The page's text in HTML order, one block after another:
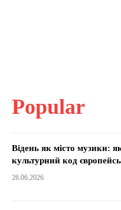
Popular
Відень як місто музики:
культурний код
26.06.2026